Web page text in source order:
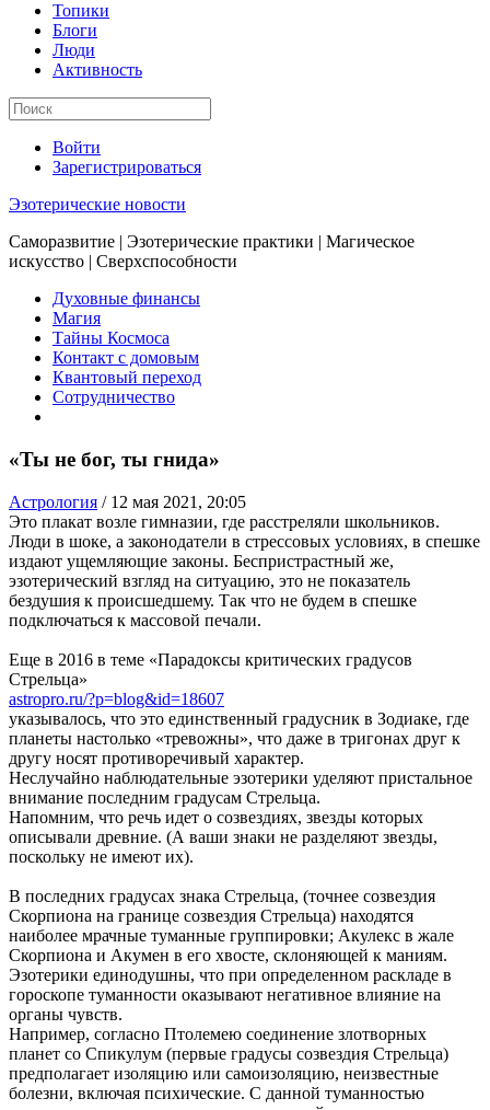
Топики
Блоги
Люди
Активность
Войти
Зарегистрироваться
Эзотерические новости
Саморазвитие | Эзотерические практики | Магическое
искусство | Сверхспособности
Духовные финансы
Магия
Тайны Космоса
Контакт с домовым
Квантовый переход
Сотрудничество
«Ты не бог, ты гнида»
Астрология / 12 мая 2021, 20:05
Это плакат возле гимназии, где расстреляли школьников.
Люди в шоке, а законодатели в стрессовых условиях, в спешке
издают ущемляющие законы. Беспристрастный же,
эзотерический взгляд на ситуацию, это не показатель
бездушия к происшедшему. Так что не будем в спешке
подключаться к массовой печали.
Еще в 2016 в теме «Парадоксы критических градусов
Стрельца»
astropro.ru/?p=blog&id=18607
указывалось, что это единственный градусник в Зодиаке, где
планеты настолько «тревожны», что даже в тригонах друг к
другу носят противоречивый характер.
Неслучайно наблюдательные эзотерики уделяют пристальное
внимание последним градусам Стрельца.
Напомним, что речь идет о созвездиях, звезды которых
описывали древние. (А ваши знаки не разделяют звезды,
поскольку не имеют их).
В последних градусах знака Стрельца, (точнее созвездия
Скорпиона на границе созвездия Стрельца) находятся
наиболее мрачные туманные группировки; Акулекс в жале
Скорпиона и Акумен в его хвосте, склоняющей к маниям.
Эзотерики единодушны, что при определенном раскладе в
гороскопе туманности оказывают негативное влияние на
органы чувств.
Например, согласно Птолемею соединение злотворных
планет со Спикулум (первые градусы созвездия Стрельца)
предполагает изоляцию или самоизоляцию, неизвестные
болезни, включая психические. С данной туманностью